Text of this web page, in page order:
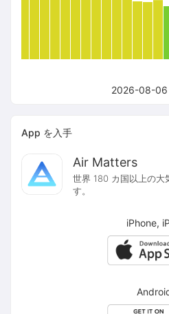
2026-08-06
App を入手
Air Matters
世界 180 カ国以上の大
す。
iPhone,